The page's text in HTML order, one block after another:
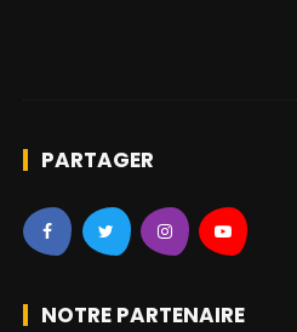
PARTAGER
NOTRE PARTENAIRE